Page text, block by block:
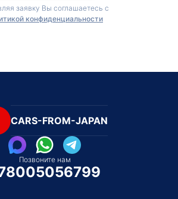
заявку Вы соглашаетесь с
конфиденциальности
CARS-FROM-JAPAN
Позвоните нам